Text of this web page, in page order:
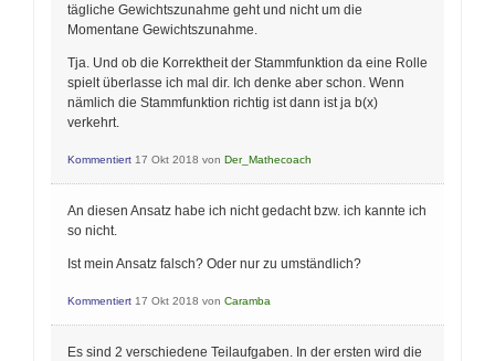
tägliche Gewichtszunahme geht und nicht um die
Momentane Gewichtszunahme.
Tja. Und ob die Korrektheit der Stammfunktion da eine Rolle
spielt überlasse ich mal dir. Ich denke aber schon. Wenn
nämlich die Stammfunktion richtig ist dann ist ja b(x)
verkehrt.
Kommentiert 17 Okt 2018 von Der_Mathecoach
An diesen Ansatz habe ich nicht gedacht bzw. ich kannte ich
so nicht.
Ist mein Ansatz falsch? Oder nur zu umständlich?
Kommentiert 17 Okt 2018 von Caramba
Es sind 2 verschiedene Teilaufgaben. In der ersten wird die